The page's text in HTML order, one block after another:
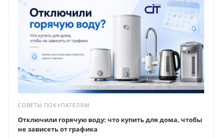
СОВЕТЫ ПОКУПАТЕЛЯМ
Отключили горячую воду: что купить для дома, чтобы
не зависеть от графика